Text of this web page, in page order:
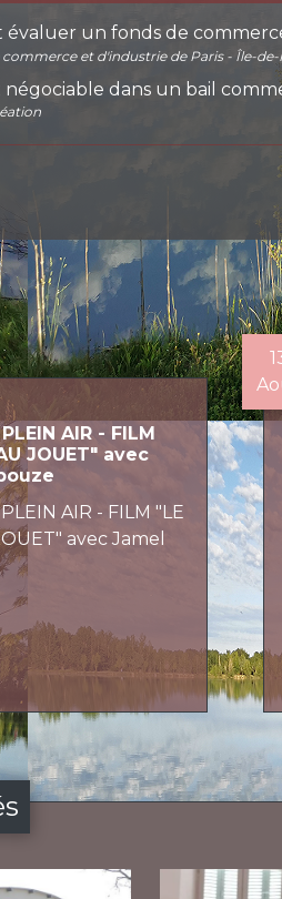
évaluer un fonds de
et d'industrie de Paris - Île-
négociable dans un bail
AIR - FILM
JOUET" avec
AIR - FILM "LE
avec Jamel